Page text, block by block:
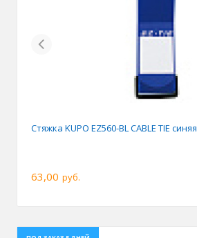
Previous
Стяжка KUPO EZ560-BL CABLE TIE синяя
63,00 руб.